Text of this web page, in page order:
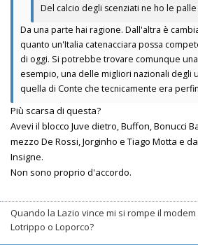
Del calcio degli scenziati ne ho le
Da una parte hai ragione. Dall'altra è
quanto un'Italia catenacciara possa
di oggi. Si potrebbe trovare comunque
esempio, una delle migliori nazionali degli
quella di Conte che tecnicamente era
Più scarsa di questa?
Avevi il blocco Juve dietro, Buffon, Bonucci
mezzo De Rossi, Jorginho e Tiago Motta e
Insigne.
Non sono proprio d'accordo.
Quando la Lazio vince mi si rompe il modem
Lotrippo o Loporco?